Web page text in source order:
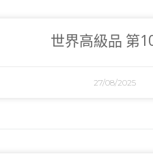
世界高級品 第
27/08/2025